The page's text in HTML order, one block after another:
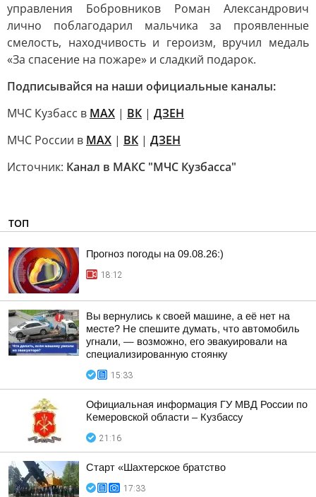
управления Бобровников Роман Александрович
лично поблагодарил мальчика за проявленные
смелость, находчивость и героизм, вручил медаль
«За спасение на пожаре» и сладкий подарок.
Подписывайся на наши официальные каналы:
МЧС Кузбасс в MAX | ВК | ДЗЕН
МЧС России в MAX | ВК | ДЗЕН
Источник: Канал в МАКС "МЧС Кузбасса"
ТОП
Прогноз погоды на 09.08.26:)
18:12
Вы вернулись к своей машине, а её нет на
месте? Не спешите думать, что автомобиль
угнали, — возможно, его эвакуировали на
специализированную стоянку
15:33
Официальная информация ГУ МВД России по
Кемеровской области – Кузбассу
21:16
Старт «Шахтерское братство
17:33